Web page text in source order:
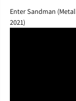
Enter Sandman
2021)